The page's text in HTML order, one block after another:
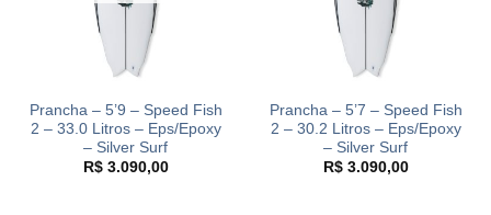
Prancha – 5’9 – Speed Fish
2 – 33.0 Litros – Eps/Epoxy
– Silver Surf
R$3.090,00
Prancha – 5’7 – Speed Fish
2 – 30.2 Litros – Eps/Epoxy
– Silver Surf
R$3.090,00